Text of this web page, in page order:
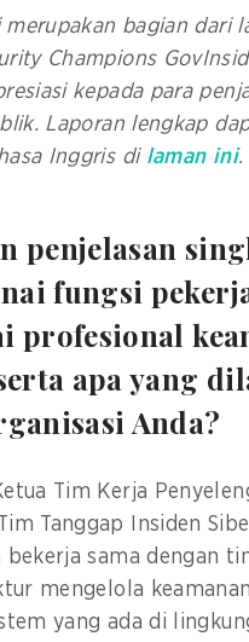
bagian dari
Champions
kepada para
Laporan lengkap
Inggris di laman ini.
penjelasan
fungsi
profesional
apa yang
Anda?
Tim Kerja
Tanggap Insiden
bekerja sama dengan
mengelola
yang ada di